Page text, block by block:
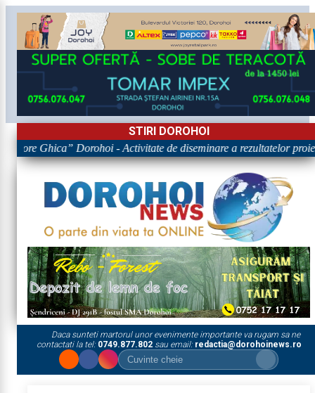
STIRI DOROHOI
Ghica” Dorohoi - Activitate de diseminare a rezultatelor
Daca sunteti martorul unor evenimente importante va rugam sa ne
contactati la tel: 0749.877.802sau email: redactia@dorohoinews.ro